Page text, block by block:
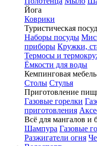
Йога
Коврики
Туристическая
Наборы посуды
приборы Кружки,
Термосы и
Ёмкости для воды
Кемпинговая мебель
Столы Стулья
Приготовление
Газовые горелки
приготовления
Всё для мангалов и
Шампура Газовые
Разжигатели огня